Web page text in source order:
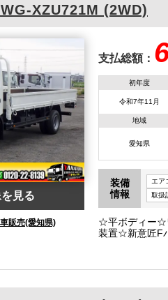
XZU721M (2WD)
見る
販売(愛知県)
支払総額：
初年度
令和7年11月
地域
愛知県
装備
情報
エア
取扱
☆平ボディー☆
装置☆新意匠F